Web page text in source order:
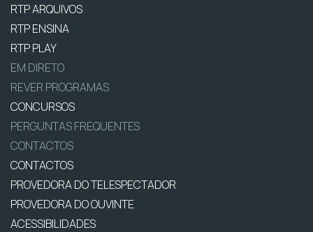
RTP ARQUIVOS
RTP ENSINA
RTP PLAY
EM DIRETO
REVER PROGRAMAS
CONCURSOS
PERGUNTAS FREQUENTES
CONTACTOS
CONTACTOS
PROVEDORA DO TELESPECTADOR
PROVEDORA DO OUVINTE
ACESSIBILIDADES